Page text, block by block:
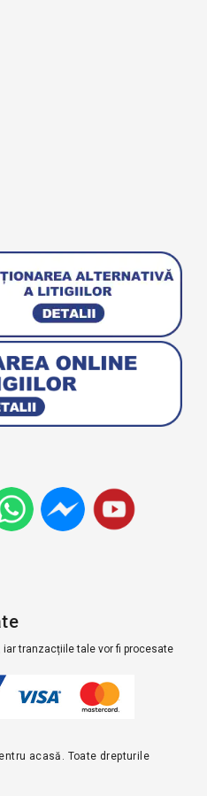
tranzacțiile tale vor fi procesate
acasă. Toate drepturile